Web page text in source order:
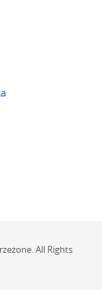
All Rights